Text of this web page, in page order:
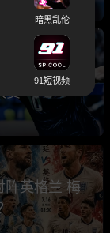
三狮军团止
赛
阵英格兰 梅
暗黑乱伦
91短视频